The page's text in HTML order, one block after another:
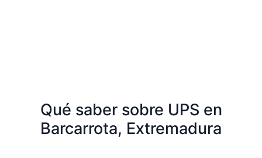
Qué saber sobre UPS en
Barcarrota, Extremadura